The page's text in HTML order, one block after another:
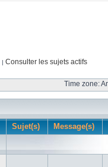
| Consulter les sujets actifs
Time zone:
Sujet(s) Message(s)